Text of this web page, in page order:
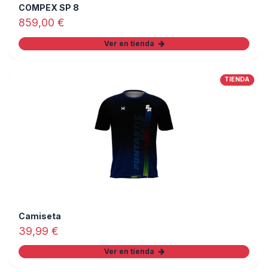
COMPEX SP 8
859,00 €
Ver en tienda
TIENDA
Camiseta
39,99 €
Ver en tienda